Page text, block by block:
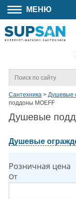
МЕНЮ
Сантехника > Душевые
поддоны MOEFF
Душевые
Душевые
Розничная цена
От